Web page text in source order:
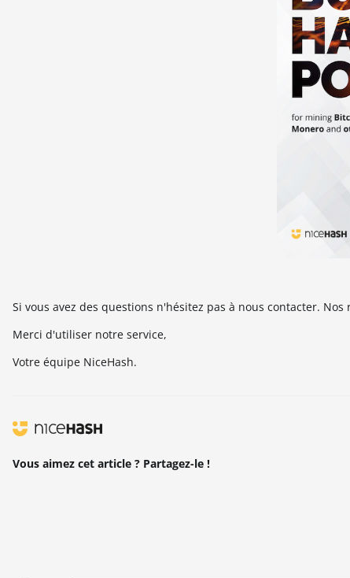
Si vous avez des questions n'hésitez pas à nous contacter.
Merci d'utiliser notre service,
Votre équipe NiceHash.
Vous aimez cet article ? Partagez-le !